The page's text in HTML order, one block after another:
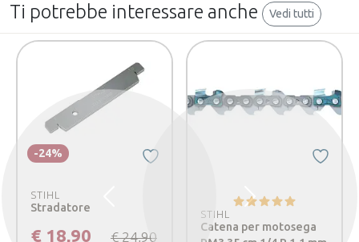
Ti potrebbe interessare anche Vedi tutti
STIHL
Stradatore
€ 18,90 € 24,90
-24%
STIHL
Catena per motosega
Successivo